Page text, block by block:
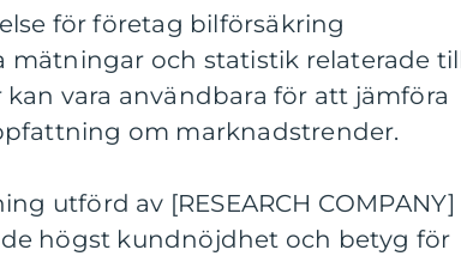
för företag bilförsäkring
mätningar och statistik relaterade
vara användbara för att jämföra
om marknadstrender.
utförd av [RESEARCH COMPANY]
högst kundnöjdhet och betyg för